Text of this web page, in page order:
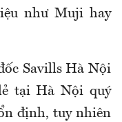
như Muji hay
Savills Hà Nội
tại Hà Nội quý
định, tuy nhiên